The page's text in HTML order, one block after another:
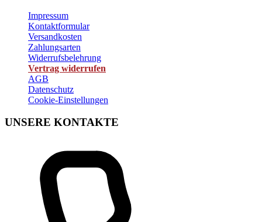
Impressum
Kontaktformular
Versandkosten
Zahlungsarten
Widerrufsbelehrung
Vertrag widerrufen
AGB
Datenschutz
Cookie-Einstellungen
UNSERE KONTAKTE